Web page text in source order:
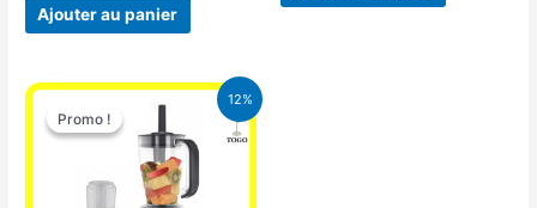
Ajouter au panier
12%
Promo !
Promo !
Le
prix
initial
était :
25.000 CFA.
Le
prix
actuel
est :